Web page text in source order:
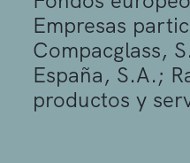
Empresas
Compacglass,
España, S.A.;
productos y